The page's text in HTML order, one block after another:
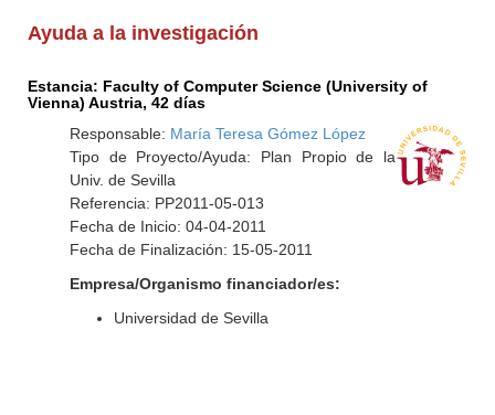
Ayuda a la investigación
Estancia: Faculty of Computer Science (University of
Vienna) Austria, 42 días
Responsable: María Teresa Gómez López
Tipo de Proyecto/Ayuda: Plan Propio de la
Univ. de Sevilla
Referencia: PP2011-05-013
Fecha de Inicio: 04-04-2011
Fecha de Finalización: 15-05-2011
Empresa/Organismo financiador/es:
Universidad de Sevilla